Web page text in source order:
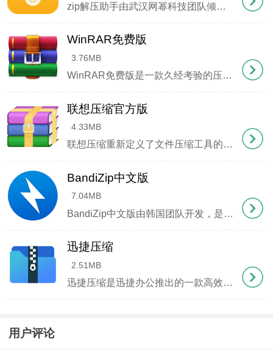
2、阅读并接受用户协议后继续安装
zip解压助手由武汉网幂科技团队倾力研发，是一款专业高效的压缩解压工具。这款绿色软件永久免费，支持多种压缩格式处理，能快速压缩图片、文档、PDF等各类文件，智能优化文件体积，同时提供加密功能确保数据
WinRAR免费版
3.76MB
WinRAR免费版是一款久经考验的压缩工具，凭借出色的文件管理能力成为电脑必备软件。它能有效压缩文件体积，方便邮件附件传输，支持解压各类常见压缩格式，还能创建RAR、ZIP等多种格式的压缩包。
联想压缩官方版
4.33MB
联想压缩重新定义了文件压缩工具的标准，化繁为简的设计理念贯穿始终。没有花哨的界面元素，也没有恼人的广告弹窗，所有功能都围绕高效操作展开。从常见的ZIP、RAR到专业的7Z格式，这款软件都能流畅处理，
BandiZip中文版
7.04MB
BandiZip中文版由韩国团队开发，是一款高效实用的压缩解压工具，完全免费且兼容32 64位操作系统。经实际测试，从古老的XP系统到最新的Win11都能流畅运行。这款软件几乎能处理所有常见压缩格式
迅捷压缩
2.51MB
迅捷压缩是迅捷办公推出的一款高效文件压缩工具，界面设计清爽直观，操作简单易上手。这款软件能轻松处理图片、视频、PDF、Word、PPT等多种文件格式的压缩需求，其中视频压缩最高可实现99%的压缩率，
用户评论